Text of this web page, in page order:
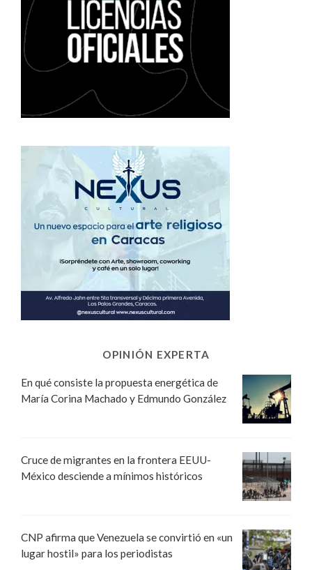
OPINIÓN EXPERTA
En qué consiste la propuesta energética de
María Corina Machado y Edmundo González
Cruce de migrantes en la frontera EEUU-
México desciende a mínimos históricos
CNP afirma que Venezuela se convirtió en «un
lugar hostil» para los periodistas